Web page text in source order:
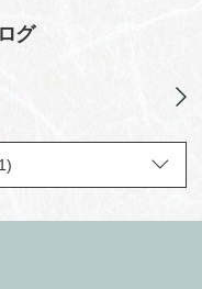
グ